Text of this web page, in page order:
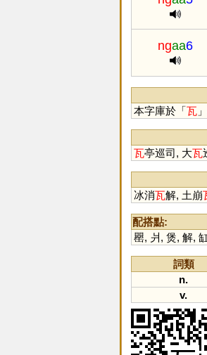
ngaa6
本字庫於「瓦
瓦亭巡司, 大瓦
冰消瓦解, 土崩
配搭點:
罌, 爿 , 煲, 解,
詞類
n.
v.